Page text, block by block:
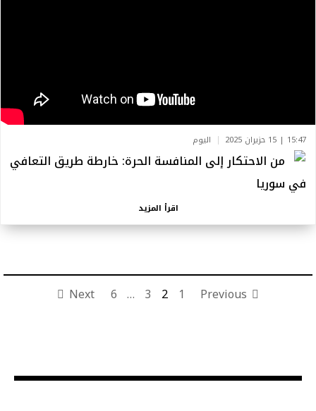
15:47 | 15 حزيران 2025 اليوم
من الاحتكار إلى المنافسة الحرة: خارطة طريق التعافي
في سوريا
اقرأ المزيد
Previous
1
2
3
…
6
Next